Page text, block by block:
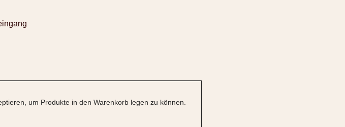
um Produkte in den Warenkorb legen zu können.